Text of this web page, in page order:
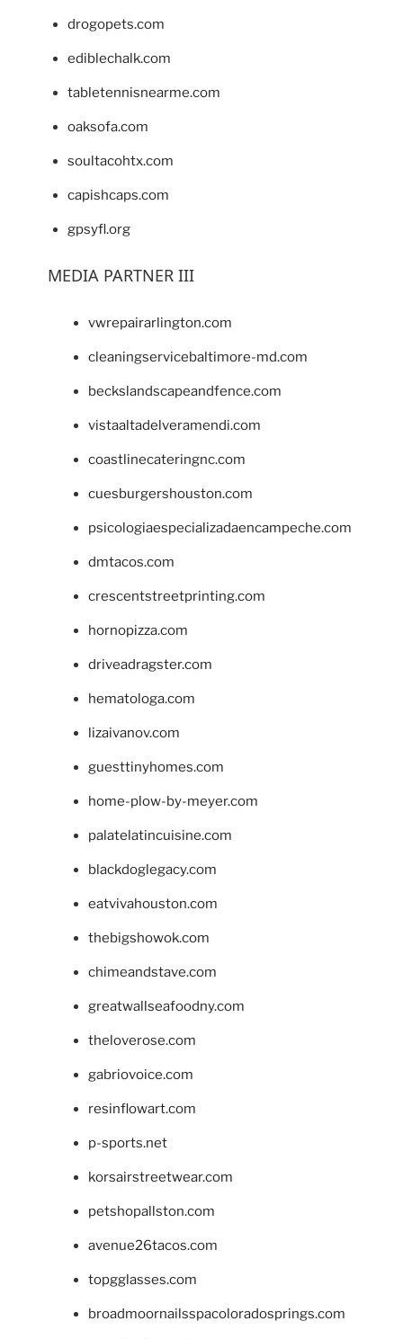
drogopets.com
ediblechalk.com
tabletennisnearme.com
oaksofa.com
soultacohtx.com
capishcaps.com
gpsyfl.org
MEDIA PARTNER III
vwrepairarlington.com
cleaningservicebaltimore-md.com
beckslandscapeandfence.com
vistaaltadelveramendi.com
coastlinecateringnc.com
cuesburgershouston.com
psicologiaespecializadaencampeche.com
dmtacos.com
crescentstreetprinting.com
hornopizza.com
driveadragster.com
hematologa.com
lizaivanov.com
guesttinyhomes.com
home-plow-by-meyer.com
palatelatincuisine.com
blackdoglegacy.com
eatvivahouston.com
thebigshowok.com
chimeandstave.com
greatwallseafoodny.com
theloverose.com
gabriovoice.com
resinflowart.com
p-sports.net
korsairstreetwear.com
petshopallston.com
avenue26tacos.com
topgglasses.com
broadmoornailsspacoloradosprings.com